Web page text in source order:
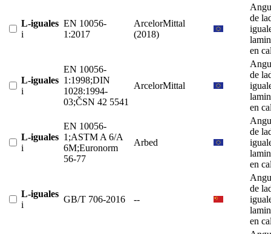
L-iguales
i
EN 10056-
1:2017
ArcelorMittal
(2018)
de
en
L-iguales
i
EN 10056-
1:1998;DIN
1028:1994-
03;ČSN 42 5541
ArcelorMittal
de
en
L-iguales
i
EN 10056-
1;ASTM A 6/A
6M;Euronorm
56-77
Arbed
de
en
L-iguales
i
GB/T 706-2016 --
de
en